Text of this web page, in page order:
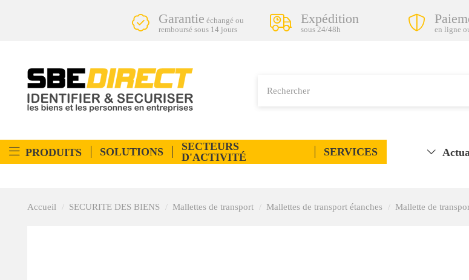
Garantie échangé ou
remboursé sous 14 jours
Expédition
sous 24/48h
en ligne
PRODUITS SOLUTIONS
SECTEURS
D'ACTIVITÉ
SERVICES
Accueil SECURITE DES BIENS Mallettes de transport Mallettes de transport étanches Mallette de